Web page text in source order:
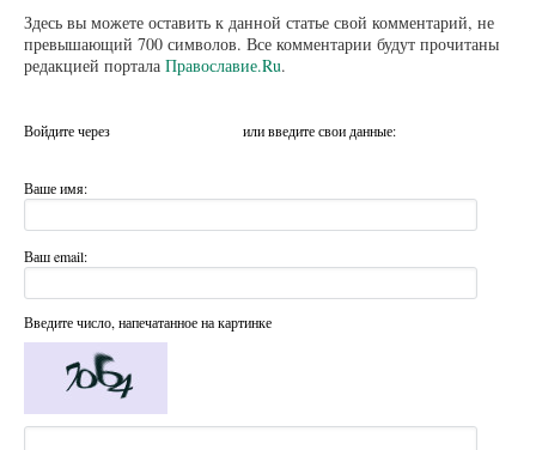
Здесь вы можете оставить к данной статье свой комментарий, не
превышающий 700 символов. Все комментарии будут прочитаны
редакцией портала Православие.Ru.
Войдите через или введите свои данные:
Ваше имя:
Ваш email:
Введите число, напечатанное на картинке